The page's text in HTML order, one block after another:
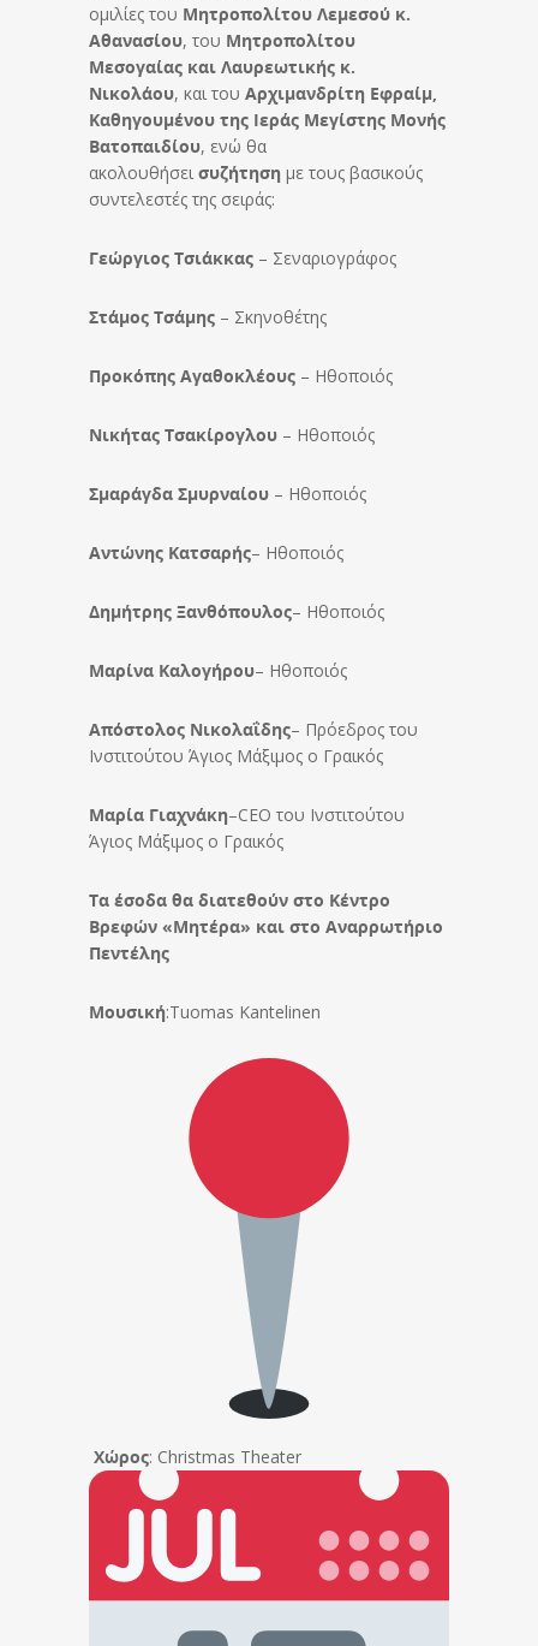
ομιλίες του Μητροπολίτου Λεμεσού κ.
Αθανασίου, του Μητροπολίτου
Μεσογαίας και Λαυρεωτικής κ.
Νικολάου, και του Αρχιμανδρίτη Εφραίμ,
Καθηγουμένου της Ιεράς Μεγίστης Μονής
Βατοπαιδίου, ενώ θα
ακολουθήσει συζήτηση με τους βασικούς
συντελεστές της σειράς:
Γεώργιος Τσιάκκας – Σεναριογράφος
Στάμος Τσάμης – Σκηνοθέτης
Προκόπης Αγαθοκλέους – Ηθοποιός
Νικήτας Τσακίρογλου – Ηθοποιός
Σμαράγδα Σμυρναίου – Ηθοποιός
Αντώνης Κατσαρής– Ηθοποιός
Δημήτρης Ξανθόπουλος– Ηθοποιός
Μαρίνα Καλογήρου– Ηθοποιός
Απόστολος Νικολαΐδης– Πρόεδρος του
Ινστιτούτου Άγιος Μάξιμος ο Γραικός
Μαρία Γιαχνάκη–CEO του Ινστιτούτου
Άγιος Μάξιμος ο Γραικός
Τα έσοδα θα διατεθούν στο Κέντρο
Βρεφών «Μητέρα» και στο Αναρρωτήριο
Πεντέλης
Μουσική:Tuomas Kantelinen
Χώρος: Christmas Theater